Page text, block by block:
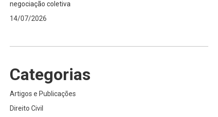
negociação coletiva
14/07/2026
Categorias
Artigos e Publicações
Direito Civil